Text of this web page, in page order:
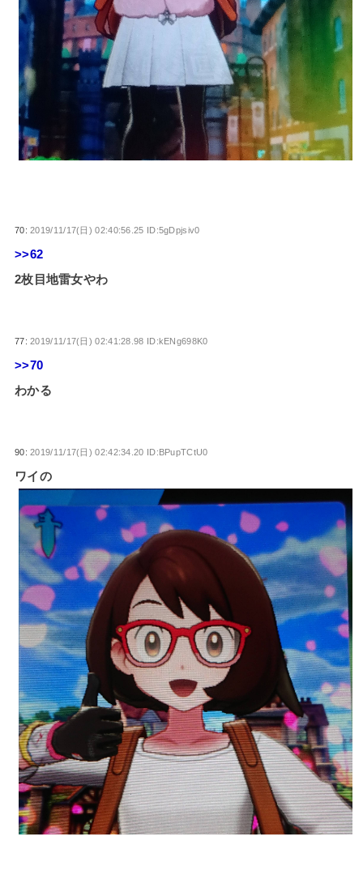
70:2019/11/17(日) 02:40:56.25 ID:5gDpjsiv0
>>62
2枚目地雷女やわ
77:2019/11/17(日) 02:41:28.98 ID:kENg698K0
>>70
わかる
90:2019/11/17(日) 02:42:34.20 ID:BPupTCtU0
ワイの